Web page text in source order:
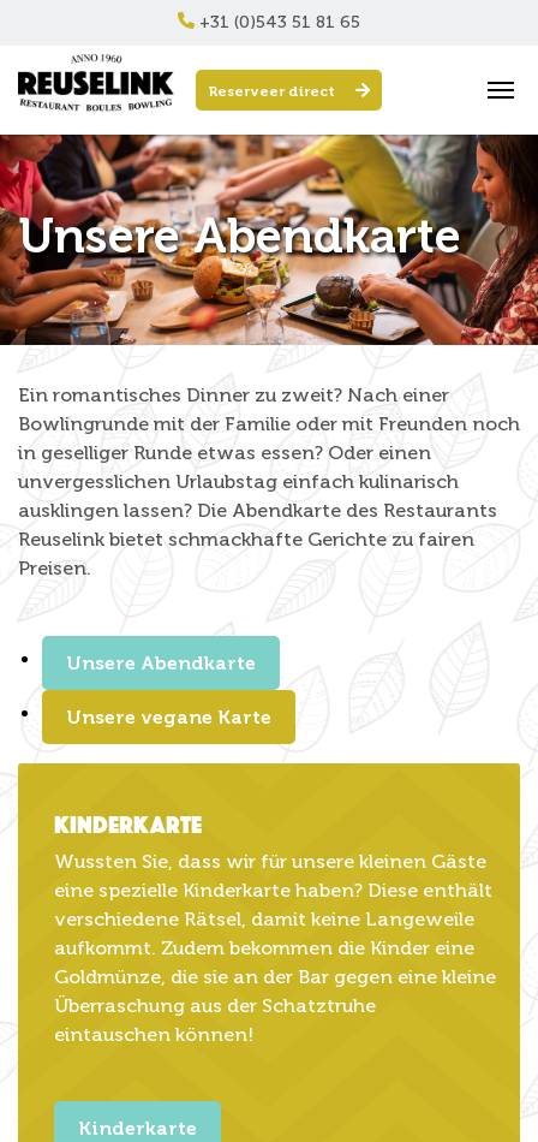
+31 (0)543 51 81 65
Reserveer direct
Unsere Abendkarte
Ein romantisches Dinner zu zweit? Nach einer
Bowlingrunde mit der Familie oder mit Freunden noch
in geselliger Runde etwas essen? Oder einen
unvergesslichen Urlaubstag einfach kulinarisch
ausklingen lassen? Die Abendkarte des Restaurants
Reuselink bietet schmackhafte Gerichte zu fairen
Preisen.
Unsere Abendkarte
Unsere vegane Karte
Kinderkarte
Wussten Sie, dass wir für unsere kleinen Gäste
eine spezielle Kinderkarte haben? Diese enthält
verschiedene Rätsel, damit keine Langeweile
aufkommt. Zudem bekommen die Kinder eine
Goldmünze, die sie an der Bar gegen eine kleine
Überraschung aus der Schatztruhe
eintauschen können!
Kinderkarte